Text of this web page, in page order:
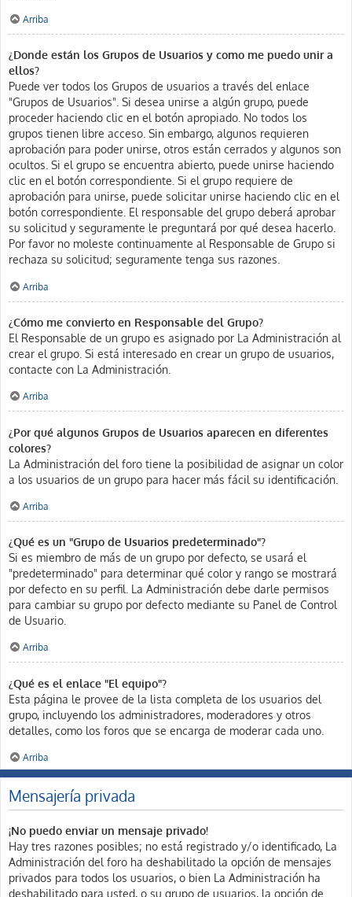
Arriba
¿Donde están los Grupos de Usuarios y como me puedo unir a
ellos?
Puede ver todos los Grupos de usuarios a través del enlace
"Grupos de Usuarios". Si desea unirse a algún grupo, puede
proceder haciendo clic en el botón apropiado. No todos los
grupos tienen libre acceso. Sin embargo, algunos requieren
aprobación para poder unirse, otros están cerrados y algunos son
ocultos. Si el grupo se encuentra abierto, puede unirse haciendo
clic en el botón correspondiente. Si el grupo requiere de
aprobación para unirse, puede solicitar unirse haciendo clic en el
botón correspondiente. El responsable del grupo deberá aprobar
su solicitud y seguramente le preguntará por qué desea hacerlo.
Por favor no moleste continuamente al Responsable de Grupo si
rechaza su solicitud; seguramente tenga sus razones.
Arriba
¿Cómo me convierto en Responsable del Grupo?
El Responsable de un grupo es asignado por La Administración al
crear el grupo. Si está interesado en crear un grupo de usuarios,
contacte con La Administración.
Arriba
¿Por qué algunos Grupos de Usuarios aparecen en diferentes
colores?
La Administración del foro tiene la posibilidad de asignar un color
a los usuarios de un grupo para hacer más fácil su identificación.
Arriba
¿Qué es un "Grupo de Usuarios predeterminado"?
Si es miembro de más de un grupo por defecto, se usará el
"predeterminado" para determinar qué color y rango se mostrará
por defecto en su perfil. La Administración debe darle permisos
para cambiar su grupo por defecto mediante su Panel de Control
de Usuario.
Arriba
¿Qué es el enlace "El equipo"?
Esta página le provee de la lista completa de los usuarios del
grupo, incluyendo los administradores, moderadores y otros
detalles, como los foros que se encarga de moderar cada uno.
Arriba
Mensajería privada
¡No puedo enviar un mensaje privado!
Hay tres razones posibles; no está registrado y/o identificado, La
Administración del foro ha deshabilitado la opción de mensajes
privados para todos los usuarios, o bien La Administración ha
deshabilitado para usted, o su grupo de usuarios, la opción de